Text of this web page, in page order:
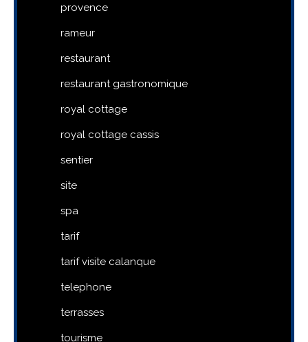
provence
rameur
restaurant
restaurant gastronomique
royal cottage
royal cottage cassis
sentier
site
spa
tarif
tarif visite calanque
telephone
terrasses
tourisme